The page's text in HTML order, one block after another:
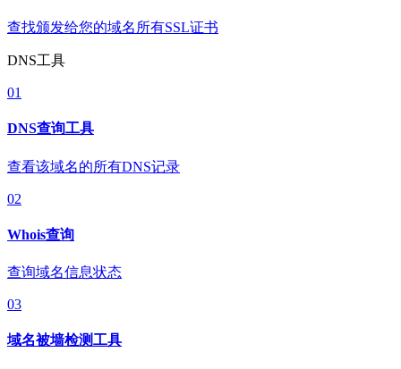
查找颁发给您的域名所有SSL证书
DNS工具
01
DNS查询工具
查看该域名的所有DNS记录
02
Whois查询
查询域名信息状态
03
域名被墙检测工具